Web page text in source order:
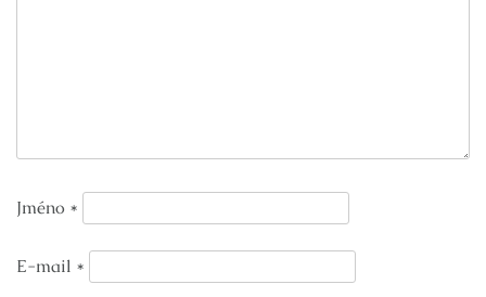
Jméno *
E-mail *